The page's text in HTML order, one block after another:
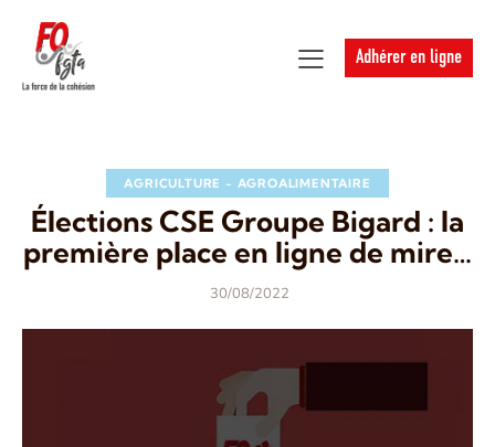
Adhérer en ligne
AGRICULTURE - AGROALIMENTAIRE
Élections CSE Groupe Bigard : la
première place en ligne de mire…
30/08/2022